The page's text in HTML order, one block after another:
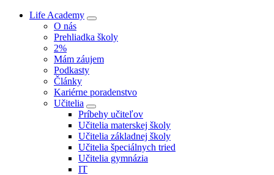
Life Academy
O nás
Prehliadka školy
2%
Mám záujem
Podkasty
Články
Kariérne poradenstvo
Učitelia
Príbehy učiteľov
Učitelia materskej školy
Učitelia základnej školy
Učitelia špeciálnych tried
Učitelia gymnázia
IT